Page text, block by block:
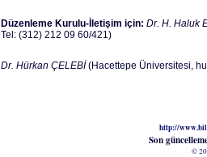
Düzenleme Kurulu-İletişim için: Dr. H. Haluk
Tel: (312) 212 09 60/421)
Dr. Hürkan ÇELEBİ(Hacettepe Üniversitesi,
http://
Son
©